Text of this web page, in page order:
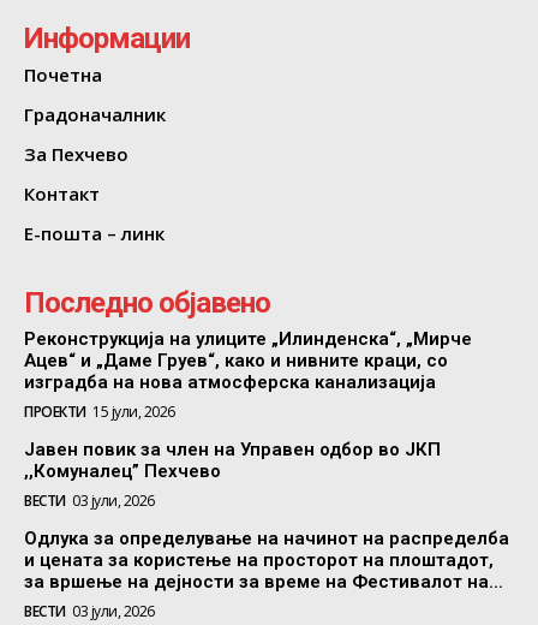
Информации
Почетна
Градоначалник
За Пехчево
Контакт
Е-пошта – линк
Последно објавено
Реконструкција на улиците „Илинденска“, „Мирче
Ацев“ и „Даме Груев“, како и нивните краци, со
изградба на нова атмосферска канализација
ПРОЕКТИ 15 јули, 2026
Јавен повик за член на Управен одбор во ЈКП
,,Комуналец” Пехчево
ВЕСТИ 03 јули, 2026
Одлука за определување на начинот на распределба
и цената за користење на просторот на плоштадот,
за вршење на дејности за време на Фестивалот на...
ВЕСТИ 03 јули, 2026